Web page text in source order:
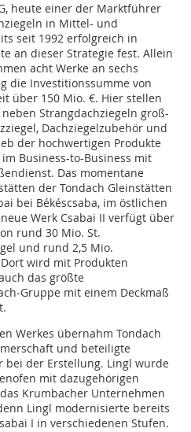
heute einer der Marktführer
in Mittel- und
seit 1992 erfolgreich in
an dieser Strategie fest. Allein
acht Werke an sechs
die Investitionssumme von
über 150 Mio. €. Hier stellen
Strangdachziegeln groß-
Dachziegelzubehör und
der hochwertigen Produkte
Business-to-Business mit
Das momentane
der Tondach Gleinstätten
bei Békéscsaba, im östlichen
Werk Csabai II verfügt über
rund 30 Mio. St.
und rund 2,5 Mio.
wird mit Produkten
das größte
Gruppe mit einem Deckmaß
Werkes übernahm Tondach
und beteiligte
bei der Erstellung. Lingl wurde
mit dazugehörigen
Krumbacher Unternehmen
Lingl modernisierte bereits
I in verschiedenen Stufen.